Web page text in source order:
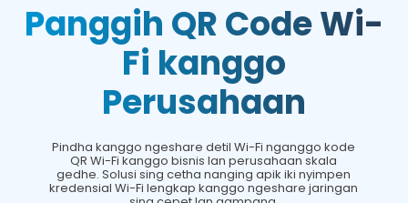
Panggih QR Code Wi-
Fi kanggo
Perusahaan
Pindha kanggo ngeshare detil Wi-Fi nganggo kode
QR Wi-Fi kanggo bisnis lan perusahaan skala
gedhe. Solusi sing cetha nanging apik iki nyimpen
kredensial Wi-Fi lengkap kanggo ngeshare jaringan